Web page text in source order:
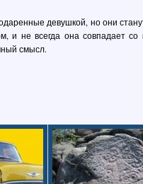
девушкой, но они
не всегда она совпадает со
смысл.